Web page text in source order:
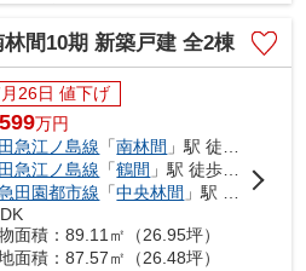
所に立地してい...
間10期 新築戸建 全2棟
26日 値下げ
万円
急江ノ島線 「南林間 」駅 徒歩11分
急江ノ島線 「鶴間 」駅 徒歩18分
田園都市線 「中央林間 」駅 徒歩26分
面積：89.11㎡（26.95坪）
面積：87.57㎡（26.48坪）